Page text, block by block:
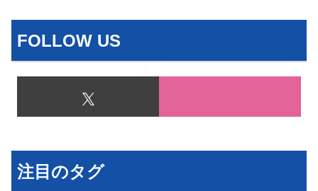
FOLLOW US
注目のタグ